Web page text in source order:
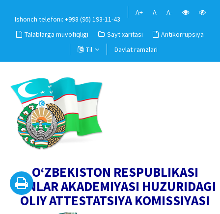
Ishonch telefoni: +998 (95) 193-11-43
A+ A A-
Talablarga muvofiqligi Sayt xaritasi
Antikorrupsiya
Til
Davlat ramzlari
O‘ZBEKISTON RESPUBLIKASI
FANLAR AKADEMIYASI HUZURIDAGI
OLIY ATTESTATSIYA KOMISSIYASI